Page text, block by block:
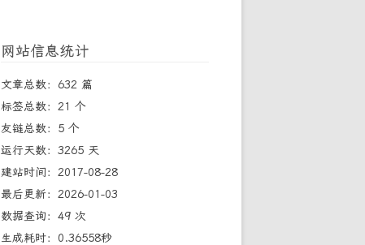
网站信息统计
文章总数：632 篇
标签总数：21 个
友链总数：5 个
运行天数：3265 天
建站时间：2017-08-28
最后更新：2026-01-03
数据查询：49 次
生成耗时：0.36558秒